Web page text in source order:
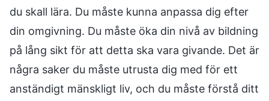
du skall lära. Du måste kunna anpassa dig efter
din omgivning. Du måste öka din nivå av bildning
på lång sikt för att detta ska vara givande. Det är
några saker du måste utrusta dig med för ett
anständigt mänskligt liv, och du måste förstå ditt